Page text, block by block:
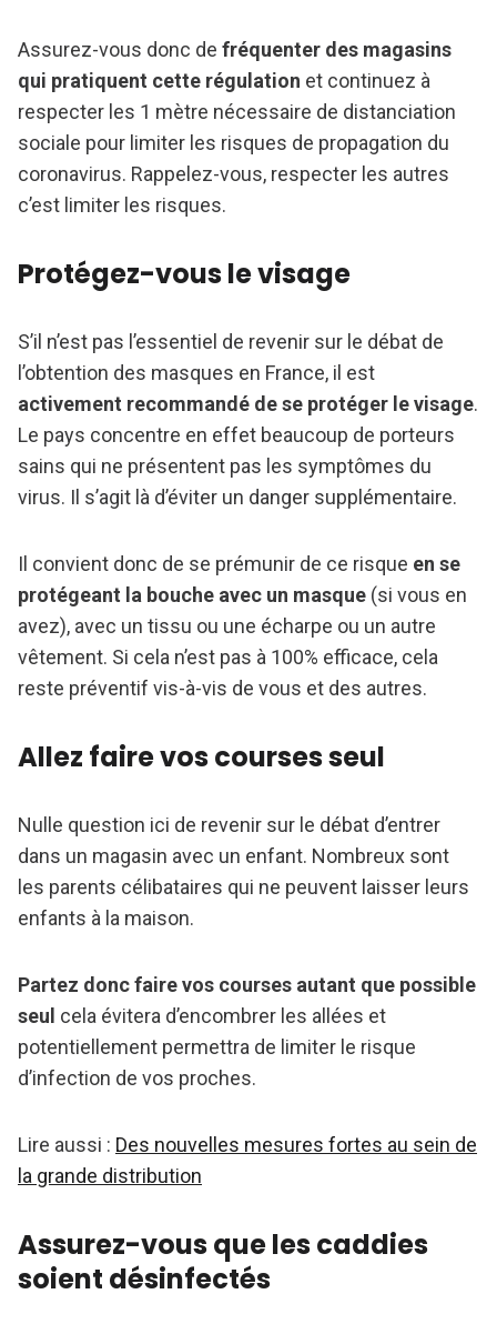
Assurez-vous donc de fréquenter des magasins
qui pratiquent cette régulation et continuez à
respecter les 1 mètre nécessaire de distanciation
sociale pour limiter les risques de propagation du
coronavirus. Rappelez-vous, respecter les autres
c’est limiter les risques.
Protégez-vous le visage
S’il n’est pas l’essentiel de revenir sur le débat de
l’obtention des masques en France, il est
activement recommandé de se protéger le visage.
Le pays concentre en effet beaucoup de porteurs
sains qui ne présentent pas les symptômes du
virus. Il s’agit là d’éviter un danger supplémentaire.
Il convient donc de se prémunir de ce risque en se
protégeant la bouche avec un masque (si vous en
avez), avec un tissu ou une écharpe ou un autre
vêtement. Si cela n’est pas à 100% efficace, cela
reste préventif vis-à-vis de vous et des autres.
Allez faire vos courses seul
Nulle question ici de revenir sur le débat d’entrer
dans un magasin avec un enfant. Nombreux sont
les parents célibataires qui ne peuvent laisser leurs
enfants à la maison.
Partez donc faire vos courses autant que possible
seul cela évitera d’encombrer les allées et
potentiellement permettra de limiter le risque
d’infection de vos proches.
Lire aussi : Des nouvelles mesures fortes au sein de
la grande distribution
Assurez-vous que les caddies
soient désinfectés